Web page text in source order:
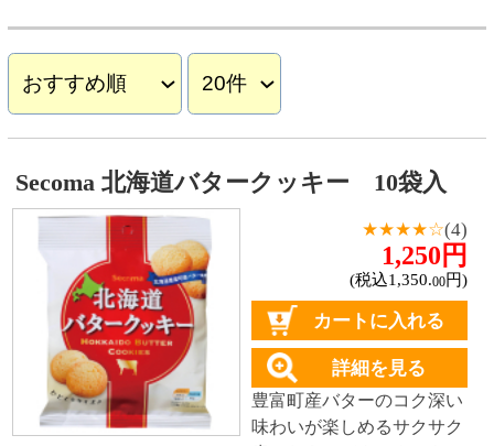
1,250円
詳細を見る
味わいが楽しめるサクサク
ー。
対象商品：1件
トップページに戻る